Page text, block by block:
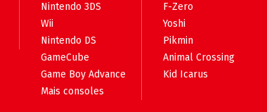
Nintendo 3DS
Wii
Nintendo DS
GameCube
Game Boy Advance
Mais consoles
F-Zero
Yoshi
Pikmin
Animal Crossing
Kid Icarus